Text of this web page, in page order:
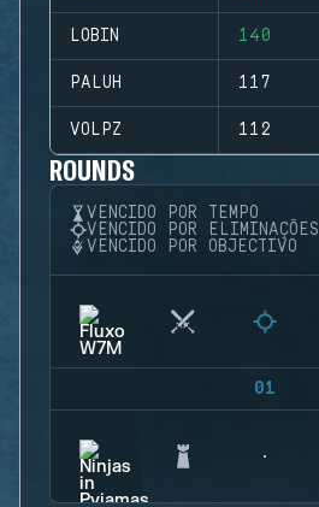
LOBIN 140
PALUH 117
VOLPZ 112
ROUNDS
VENCIDO POR TEMPO
VENCIDO POR ELIMINAÇÕES
VENCIDO POR OBJECTIVO
01